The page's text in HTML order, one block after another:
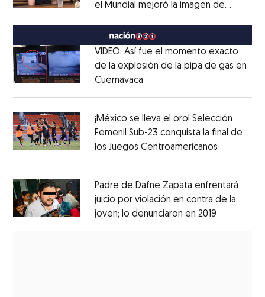
el Mundial mejoró la imagen de
MéxicoOpens in new window
VIDEO: Así fue el momento exacto
de la explosión de la pipa de gas en
Cuernavaca
¡México se lleva el oro! Selección
Femenil Sub-23 conquista la final de
los Juegos Centroamericanos
Padre de Dafne Zapata enfrentará
juicio por violación en contra de la
joven; lo denunciaron en 2019